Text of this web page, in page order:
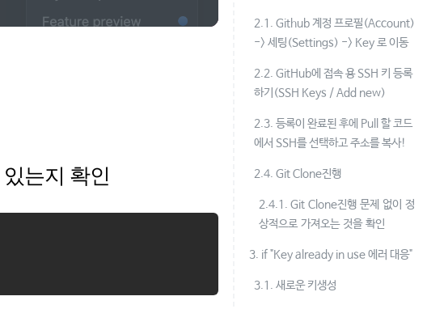
는지 확인
2.1. Github 계정 프로필(Account)
-> 세팅(Settings) -> Key 로 이동
2.2. GitHub에 접속 용 SSH 키 등록
하기(SSH Keys / Add new)
2.3. 등록이 완료된 후에 Pull 할 코드
에서 SSH를 선택하고 주소를 복사!
2.4. Git Clone진행
2.4.1. Git Clone진행 문제 없이 정
상적으로 가져오는 것을 확인
3. if "Key already in use 에러 대응"
3.1. 새로운 키생성